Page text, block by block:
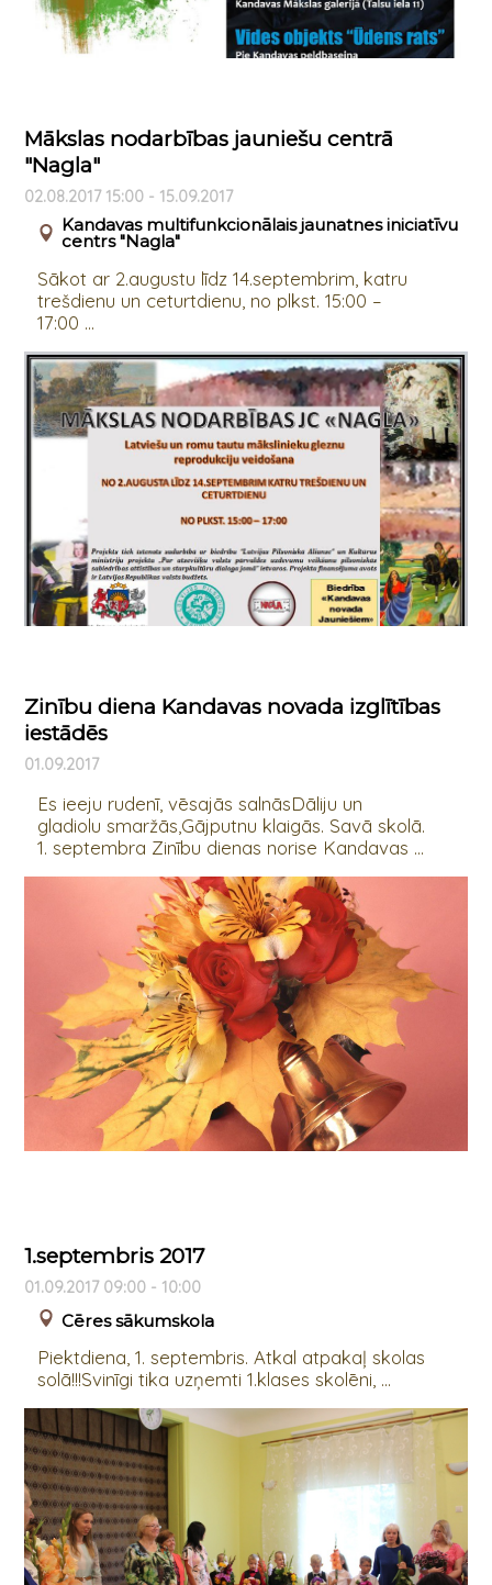
Mākslas nodarbības jauniešu centrā
"Nagla"
02.08.2017 15:00 - 15.09.2017
Kandavas multifunkcionālais jaunatnes iniciatīvu
centrs "Nagla"
Sākot ar 2.augustu līdz 14.septembrim, katru
trešdienu un ceturtdienu, no plkst. 15:00 –
17:00 ...
Zinību diena Kandavas novada izglītības
iestādēs
01.09.2017
Es ieeju rudenī, vēsajās salnāsDāliju un
gladiolu smaržās,Gājputnu klaigās. Savā skolā.
1. septembra Zinību dienas norise Kandavas ...
1.septembris 2017
01.09.2017 09:00 - 10:00
Cēres sākumskola
Piektdiena, 1. septembris. Atkal atpakaļ skolas
solā!!!Svinīgi tika uzņemti 1.klases skolēni, ...